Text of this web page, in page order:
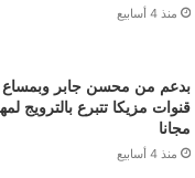
منذ 4 أسابيع
بدعم من محسن جابر وبمساع
مجانا
منذ 4 أسابيع